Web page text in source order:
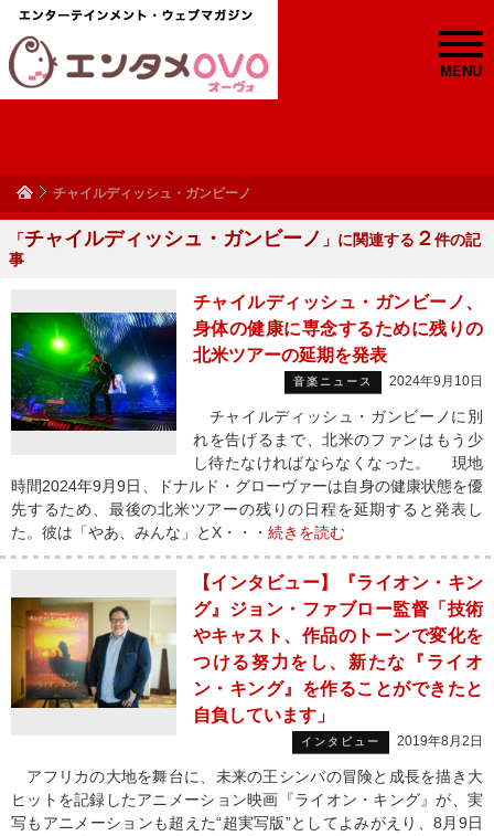
MENU
チャイルディッシュ・ガンビーノ
「チャイルディッシュ・ガンビーノ 」に関連する ２件の記
事
チャイルディッシュ・ガンビーノ、
身体の健康に専念するために残りの
北米ツアーの延期を発表
音楽ニュース 2024年9月10日
チャイルディッシュ・ガンビーノに別
れを告げるまで、北米のファンはもう少
し待たなければならなくなった。 現地
時間2024年9月9日、ドナルド・グローヴァーは自身の健康状態を優
先するため、最後の北米ツアーの残りの日程を延期すると発表し
た。彼は「やあ、みんな」とX・・・ 続きを読む
【インタビュー】『ライオン・キン
グ』ジョン・ファブロー監督「技術
やキャスト、作品のトーンで変化を
つける努力をし、新たな『ライオ
ン・キング』を作ることができたと
自負しています」
インタビュー 2019年8月2日
アフリカの大地を舞台に、未来の王シンバの冒険と成長を描き大
ヒットを記録したアニメーション映画『ライオン・キング』が、実
写もアニメーションも超えた“超実写版”としてよみがえり、8月9日